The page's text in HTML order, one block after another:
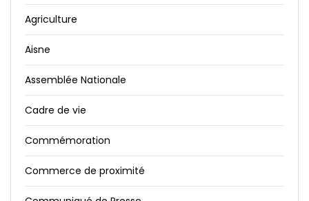
Agriculture
Aisne
Assemblée Nationale
Cadre de vie
Commémoration
Commerce de proximité